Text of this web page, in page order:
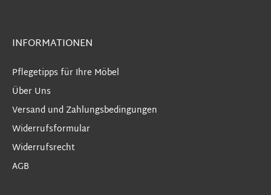
INFORMATIONEN
Pflegetipps für Ihre Möbel
Über Uns
Versand und Zahlungsbedingungen
Widerrufsformular
Widerrufsrecht
AGB